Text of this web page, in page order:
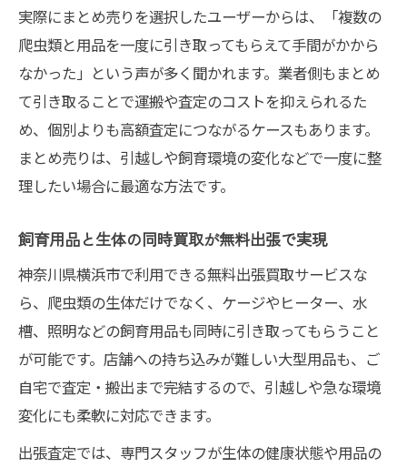
実際にまとめ売りを選択したユーザーからは、「複数の
爬虫類と用品を一度に引き取ってもらえて手間がかから
なかった」という声が多く聞かれます。業者側もまとめ
て引き取ることで運搬や査定のコストを抑えられるた
め、個別よりも高額査定につながるケースもあります。
まとめ売りは、引越しや飼育環境の変化などで一度に整
理したい場合に最適な方法です。
飼育用品と生体の同時買取が無料出張で実現
神奈川県横浜市で利用できる無料出張買取サービスな
ら、爬虫類の生体だけでなく、ケージやヒーター、水
槽、照明などの飼育用品も同時に引き取ってもらうこと
が可能です。店舗への持ち込みが難しい大型用品も、ご
自宅で査定・搬出まで完結するので、引越しや急な環境
変化にも柔軟に対応できます。
出張査定では、専門スタッフが生体の健康状態や用品の